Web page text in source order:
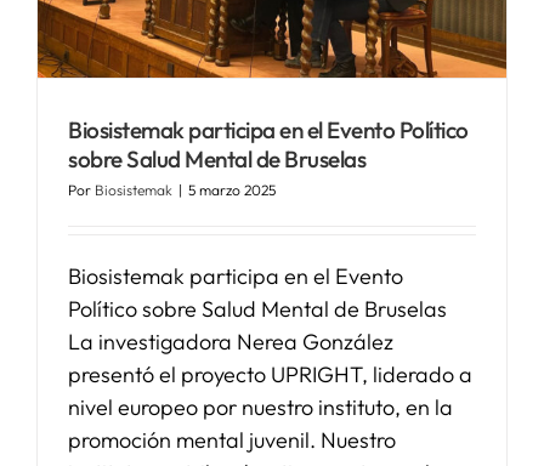
SERVICIOS
APOYO I+D+I
Biosistemak participa en el Evento Político
sobre Salud Mental de Bruselas
Por Biosistemak | 5 marzo 2025
Biosistemak participa en el Evento
Político sobre Salud Mental de Bruselas
La investigadora Nerea González
presentó el proyecto UPRIGHT, liderado a
nivel europeo por nuestro instituto, en la
promoción mental juvenil. Nuestro